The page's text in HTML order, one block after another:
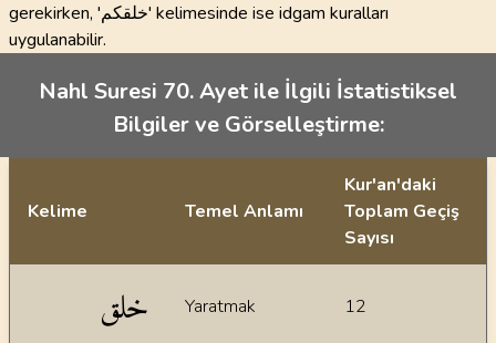
gerekirken, 'خلقكم' kelimesinde ise idgam kuralları
uygulanabilir.
Nahl Suresi 70. Ayet ile İlgili İstatistiksel
Bilgiler ve Görselleştirme:
Kelime Temel Anlamı
Kur'an'daki
Toplam Geçiş
Sayısı
خلق Yaratmak 12